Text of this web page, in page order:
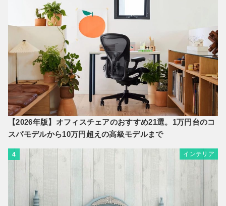
【2026年版】オフィスチェアのおすすめ21選。1万円台のコ
スパモデルから10万円超えの高級モデルまで
4 インテリア